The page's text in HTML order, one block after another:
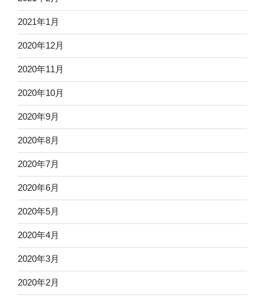
2021年1月
2020年12月
2020年11月
2020年10月
2020年9月
2020年8月
2020年7月
2020年6月
2020年5月
2020年4月
2020年3月
2020年2月